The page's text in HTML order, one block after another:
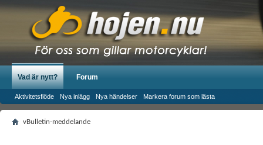
Vad är nytt?
Aktivitetsflöde Nya inlägg Nya händelser Markera forum som lästa
Forum
vBulletin-meddelande